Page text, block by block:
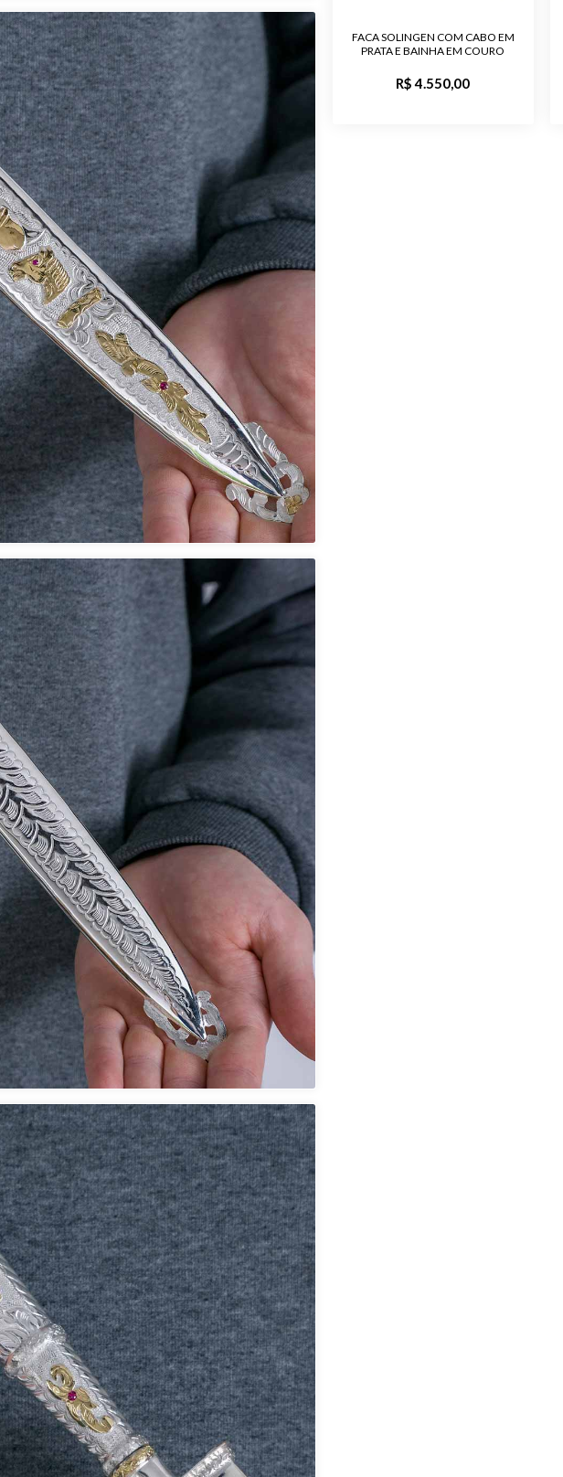
Pedra
FACA SOLINGEN COM CABO EM
PRATA E BAINHA EM COURO
R$ 4.550,00